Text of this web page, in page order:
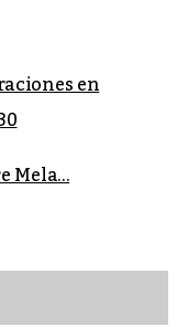
en
Mela...